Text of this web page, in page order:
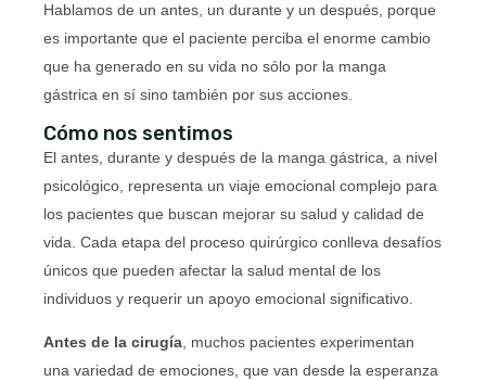
Hablamos de un antes, un durante y un después, porque
es importante que el paciente perciba el enorme cambio
que ha generado en su vida no sólo por la manga
gástrica en sí sino también por sus acciones.
Cómo nos sentimos
El antes, durante y después de la manga gástrica, a nivel
psicológico, representa un viaje emocional complejo para
los pacientes que buscan mejorar su salud y calidad de
vida. Cada etapa del proceso quirúrgico conlleva desafíos
únicos que pueden afectar la salud mental de los
individuos y requerir un apoyo emocional significativo.
Antes de la cirugía , muchos pacientes experimentan
una variedad de emociones, que van desde la esperanza